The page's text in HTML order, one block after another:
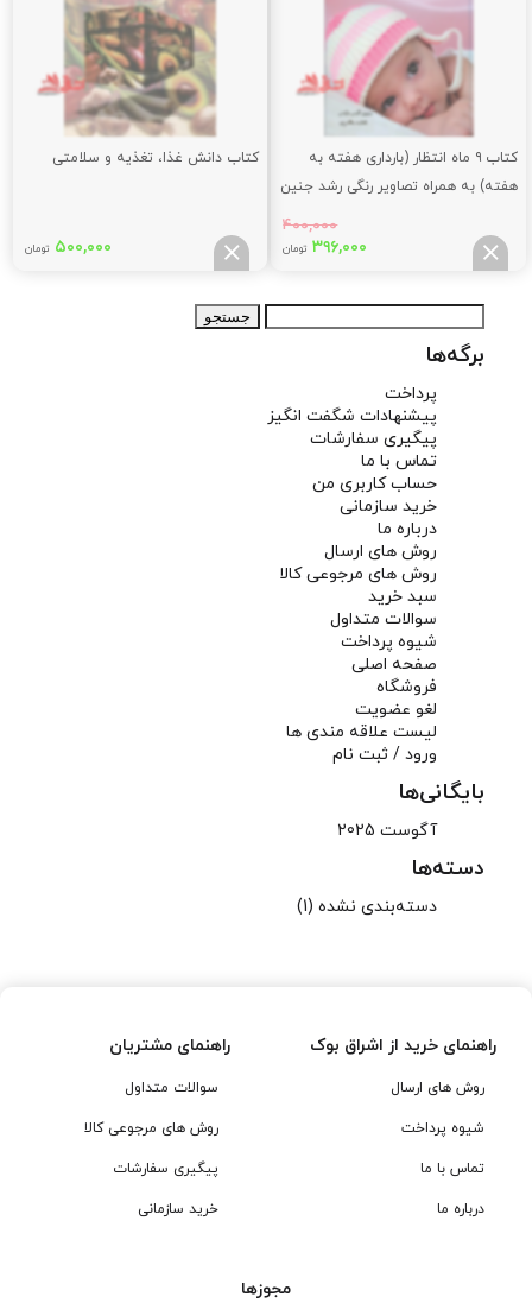
کتاب ۹ ماه انتظار (بارداری هفته به
هفته) به همراه تصاویر رنگی رشد جنین
۴۰۰,۰۰۰
قیمت
تومان
بود.
۳۹۶,۰۰۰ تومانقیمت
فعلی:
تومان.
کتاب دانش غذا، تغذیه و سلامتی
۵۰۰,۰۰۰ تومان
جستجو
برای:
برگه‌ها
پرداخت
پیشنهادات شگفت انگیز
پیگیری سفارشات
تماس با ما
حساب کاربری من
خرید سازمانی
درباره ما
روش های ارسال
روش های مرجوعی کالا
سبد خرید
سوالات متداول
شیوه پرداخت
صفحه اصلی
فروشگاه
لغو عضویت
لیست علاقه مندی ها
ورود / ثبت نام
بایگانی‌ها
آگوست 2025
دسته‌ها
دسته‌بندی نشده (1)
راهنمای خرید از اشراق بوک
روش های ارسال
شیوه پرداخت
تماس با ما
درباره ما
راهنمای مشتریان
سوالات متداول
روش های مرجوعی کالا
پیگیری سفارشات
خرید سازمانی
مجوزها